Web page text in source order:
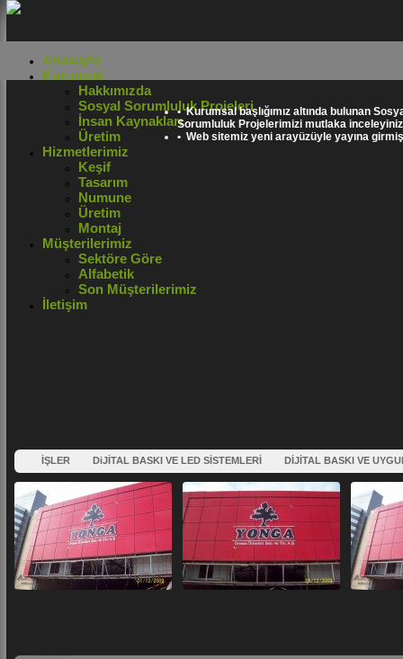
Anasayfa
Kurumsal
Hakkımızda
Sosyal Sorumluluk Projeleri
İnsan Kaynakları
Üretim
Hizmetlerimiz
Keşif
Tasarım
Numune
Üretim
Montaj
Müşterilerimiz
Sektöre Göre
Alfabetik
Son Müşterilerimiz
İletişim
• Kurumsal başlığımız altında bulunan
Sorumluluk Projelerimizi mutlaka
• Web sitemiz yeni arayüzüyle yayına
İŞLER DiJİTAL BASKI VE LED SİSTEMLERİ DİJİTAL BASKI VE